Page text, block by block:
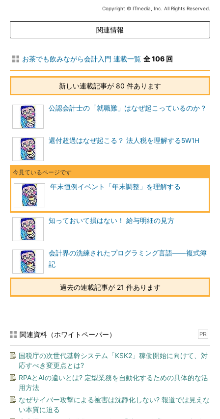
した所得税額と、毎月源泉徴収した金額の合計には通常ずれが生
じます。そのずれを調整するプロセスが年末調整なのです。
これは、忘年会において参加者が多い場合に、幹事が会費をあ
になり、飲みの席で徴収していては、支払いが大変になってしま
うため、あらかじめ徴収することがあります。わたしも幹事を経
験したことがあるのでよく分かるのですが、これがなかなか想定
どおりの金額になりません。コース料理を取っていても、別のメ
ニューを頼む人がいたり、急遽来なくなる人がいたりするため、
精算してみると支払額と最初にもらった金額の合計は、ずれてし
まうものです。
年末調整において、国はさしずめ忘年会の幹事となります。大
昔に比べると源泉徴収の精度はかなり上がりましたが、やはり想
定どおりの金額にはならず、年末調整でずれを調整します。ただ
し、実際に年末調整の事務作業を行うのは国ではなく企業の給与
計算担当者です。
【キーワード】 源泉徴収
毎月の給与支払額などから、年間に発生す
る所得税額を想定し、あらかじめ徴収する
制度のこと。想定どおりの金額になること
はほとんどないため、年末になると、給与
計算担当者が、毎月の源泉徴収の合計額と
年間の所得税額のずれを精算（年末調整と
Copyright © ITmedia, Inc. All Rights Reserved.
関連情報
お茶でも飲みながら会計入門 連載一覧 全 106 回
新しい連載記事が 80 件あります
公認会計士の「就職難」はなぜ起こっているのか？
還付超過はなぜ起こる？ 法人税を理解する5W1H
年末恒例イベント「年末調整」を理解する
知っておいて損はない！ 給与明細の見方
会計界の洗練されたプログラミング言語――複式簿
記
過去の連載記事が 21 件あります
関連資料（ホワイトペーパー） PR
国税庁の次世代基幹システム「KSK2」稼働開始に向けて、対
応すべき変更点とは?
RPAとAIの違いとは? 定型業務を自動化するための具体的な活
用方法
なぜサイバー攻撃による被害は沈静化しない? 報道では見えな
い本質に迫る